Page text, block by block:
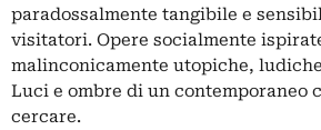
paradossalmente tangibile e
visitatori. Opere socialmente
malinconicamente utopiche,
Luci e ombre di un contemporaneo
cercare.